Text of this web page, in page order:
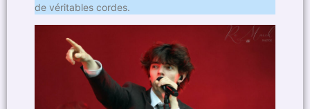
de véritables cordes.